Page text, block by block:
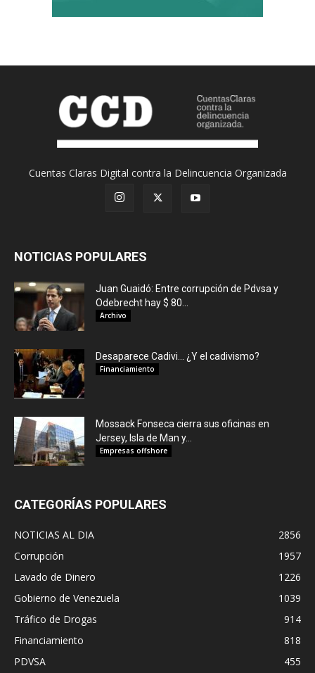
Cuentas Claras Digital contra la Delincuencia Organizada
NOTICIAS POPULARES
Juan Guaidó: Entre corrupción de Pdvsa y
Odebrecht hay $ 80...
Archivo
Desaparece Cadivi… ¿Y el cadivismo?
Financiamiento
Mossack Fonseca cierra sus oficinas en
Jersey, Isla de Man y...
Empresas offshore
CATEGORÍAS POPULARES
NOTICIAS AL DIA
2856
Corrupción
1957
Lavado de Dinero
1226
Gobierno de Venezuela
1039
Tráfico de Drogas
914
Financiamiento
818
PDVSA
455